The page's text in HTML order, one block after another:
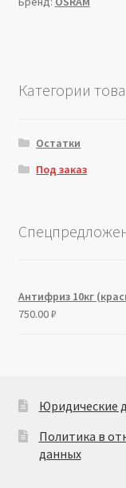
Категории
Остатки
Под заказ
Антифриз 10кг
750.00₽
Юридические
Политика в
данных